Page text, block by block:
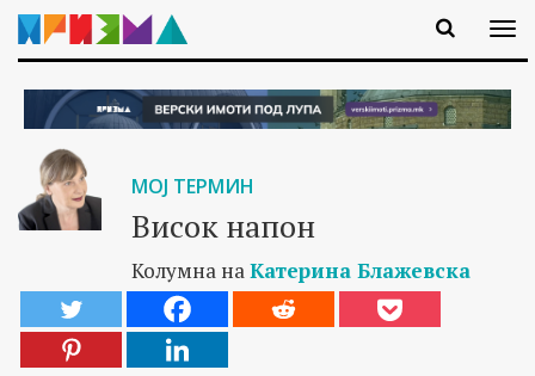
МОЈ ТЕРМИН
Висок напон
Колумна наКатерина Блажевска